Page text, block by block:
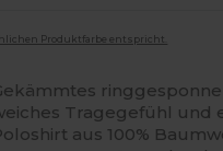
Produktfarbe entspricht.
Tragegefühl und
aus 100%